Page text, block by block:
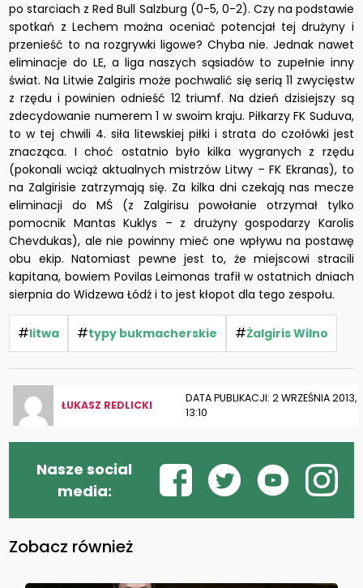
po starciach z Red Bull Salzburg (0-5, 0-2). Czy na podstawie
spotkań z Lechem można oceniać potencjał tej drużyny i
przenieść to na rozgrywki ligowe? Chyba nie. Jednak nawet
eliminacje do LE, a liga naszych sąsiadów to zupełnie inny
świat. Na Litwie Zalgiris może pochwalić się serią 11 zwycięstw
z rzędu i powinien odnieść 12 triumf. Na dzień dzisiejszy są
zdecydowanie numerem 1 w swoim kraju. Piłkarzy FK Suduva,
to w tej chwili 4. siła litewskiej piłki i strata do czołówki jest
znacząca. I choć ostatnio było kilka wygranych z rzędu
(pokonali wciąż aktualnych mistrzów Litwy – FK Ekranas), to
na Zalgirisie zatrzymają się. Za kilka dni czekają nas mecze
eliminacji do MŚ (z Zalgirisu powołanie otrzymał tylko
pomocnik Mantas Kuklys – z drużyny gospodarzy Karolis
Chevdukas), ale nie powinny mieć one wpływu na postawę
obu ekip. Natomiast pewne jest to, że miejscowi stracili
kapitana, bowiem Povilas Leimonas trafił w ostatnich dniach
sierpnia do Widzewa Łódź i to jest kłopot dla tego zespołu.
#litwa #typy bukmacherskie #Żalgiris Wilno
ŁUKASZ REDLICKI
DATA PUBLIKACJI: 2 WRZEŚNIA 2013,
13:10
Nasze social
media:
Zobacz również